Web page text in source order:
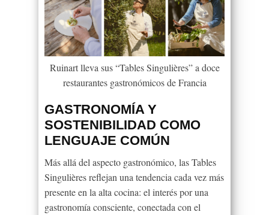
Ruinart lleva sus “Tables Singulières” a doce
restaurantes gastronómicos de Francia
GASTRONOMÍA Y
SOSTENIBILIDAD COMO
LENGUAJE COMÚN
Más allá del aspecto gastronómico, las Tables
Singulières reflejan una tendencia cada vez más
presente en la alta cocina: el interés por una
gastronomía consciente, conectada con el